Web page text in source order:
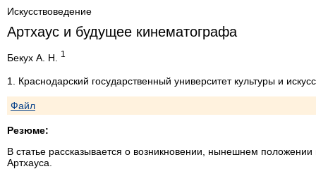
Искусствоведение
Артхаус и будущее кинематографа
Бекух А. Н. 1
1. Краснодарский государственный университет культуры и
Файл
Резюме:
В статье рассказывается о возникновении, нынешнем
Артхауса.